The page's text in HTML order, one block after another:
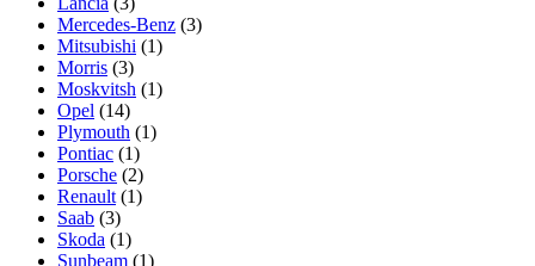
Mercedes-Benz (3)
Mitsubishi (1)
Morris (3)
Moskvitsh (1)
Opel (14)
Plymouth (1)
Pontiac (1)
Porsche (2)
Renault (1)
Saab (3)
Skoda (1)
Sunbeam (1)